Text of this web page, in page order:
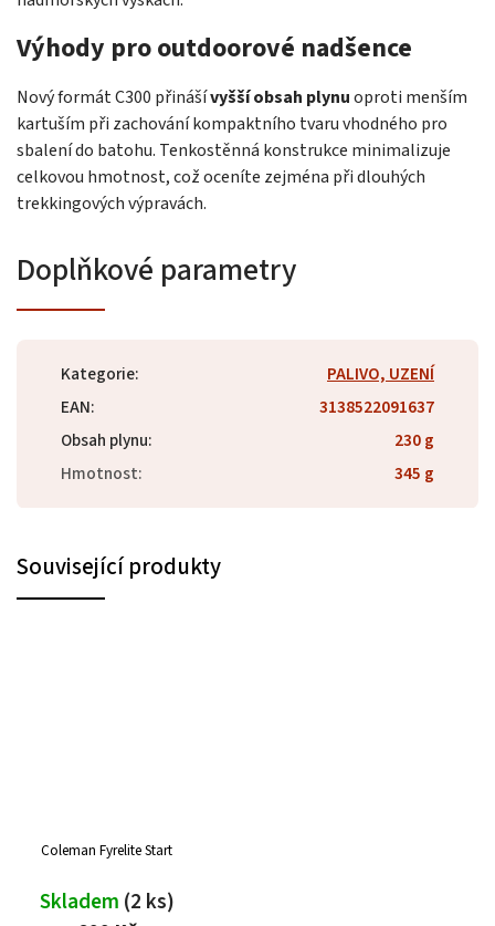
Výhody pro outdoorové nadšence
Nový formát C300 přinášívyšší obsah plynuoproti menším
kartuším při zachování kompaktního tvaru vhodného pro
sbalení do batohu. Tenkostěnná konstrukce minimalizuje
celkovou hmotnost, což oceníte zejména při dlouhých
trekkingových výpravách.
Doplňkové parametry
Kategorie:
PALIVO, UZENÍ
EAN:
3138522091637
Obsah plynu:
230 g
Hmotnost: 345 g
Související produkty
Coleman Fyrelite Start
Skladem (2 ks)